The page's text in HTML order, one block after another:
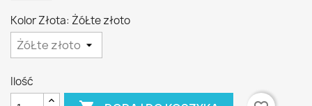
Kolor Złota: ŻóŁte złoto
Ilość